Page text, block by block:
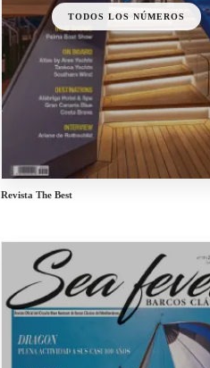
TODOS LOS NÚMEROS
Revista The Best